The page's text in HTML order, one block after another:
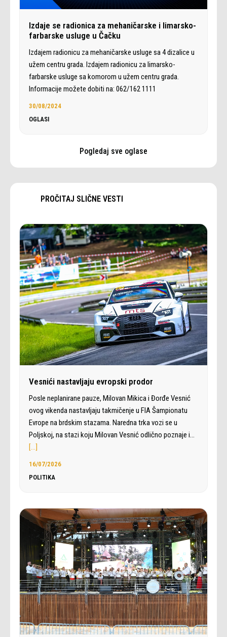
Izdaje se radionica za mehaničarske i limarsko-
farbarske usluge u Čačku
Izdajem radionicu za mehaničarske usluge sa 4 dizalice u
užem centru grada. Izdajem radionicu za limarsko-
farbarske usluge sa komorom u užem centru grada.
Informacije možete dobiti na: 062/162 1111
30/08/2024
OGLASI
Pogledaj sve oglase
PROČITAJ SLIČNE VESTI
Vesnići nastavljaju evropski prodor
Posle neplanirane pauze, Milovan Mikica i Đorđe Vesnić
ovog vikenda nastavljaju takmičenje u FIA Šampionatu
Evrope na brdskim stazama. Naredna trka vozi se u
Poljskoj, na stazi koju Milovan Vesnić odlično poznaje i…
[…]
16/07/2026
POLITIKA